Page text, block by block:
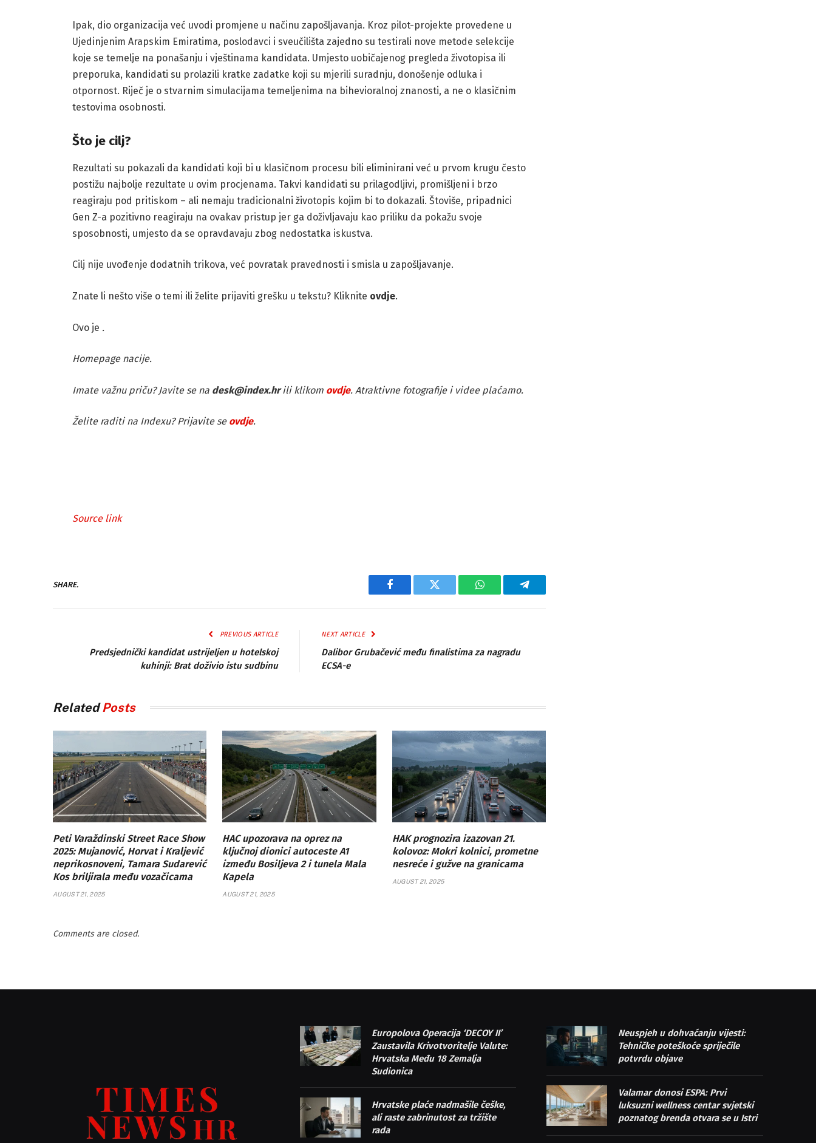
Ipak, dio organizacija već uvodi promjene u načinu zapošljavanja. Kroz pilot-projekte provedene u
Ujedinjenim Arapskim Emiratima, poslodavci i sveučilišta zajedno su testirali nove metode selekcije
koje se temelje na ponašanju i vještinama kandidata. Umjesto uobičajenog pregleda životopisa ili
preporuka, kandidati su prolazili kratke zadatke koji su mjerili suradnju, donošenje odluka i
otpornost. Riječ je o stvarnim simulacijama temeljenima na bihevioralnoj znanosti, a ne o klasičnim
testovima osobnosti.
Što je cilj?
Rezultati su pokazali da kandidati koji bi u klasičnom procesu bili eliminirani već u prvom krugu često
postižu najbolje rezultate u ovim procjenama. Takvi kandidati su prilagodljivi, promišljeni i brzo
reagiraju pod pritiskom – ali nemaju tradicionalni životopis kojim bi to dokazali. Štoviše, pripadnici
Gen Z-a pozitivno reagiraju na ovakav pristup jer ga doživljavaju kao priliku da pokažu svoje
sposobnosti, umjesto da se opravdavaju zbog nedostatka iskustva.
Cilj nije uvođenje dodatnih trikova, već povratak pravednosti i smisla u zapošljavanje.
Znate li nešto više o temi ili želite prijaviti grešku u tekstu? Kliknite ovdje.
Ovo je .
Homepage nacije.
Imate važnu priču? Javite se na desk@index.hrili klikom ovdje. Atraktivne fotografije i videe plaćamo.
Želite raditi na Indexu? Prijavite se ovdje.
Source link
SHARE.
Facebook Twitter WhatsAppTelegram
PREVIOUS ARTICLE
Predsjednički kandidat ustrijeljen u hotelskoj
kuhinji: Brat doživio istu sudbinu
NEXT ARTICLE
Dalibor Grubačević među finalistima za nagradu
ECSA-e
RelatedPosts
Peti Varaždinski Street Race Show
2025: Mujanović, Horvat i Kraljević
neprikosnoveni, Tamara Sudarević
Kos briljirala među vozačicama
AUGUST 21, 2025
HAC upozorava na oprez na
ključnoj dionici autoceste A1
između Bosiljeva 2 i tunela Mala
Kapela
AUGUST 21, 2025
HAK prognozira izazovan 21.
kolovoz: Mokri kolnici, prometne
nesreće i gužve na granicama
AUGUST 21, 2025
Comments are closed.
Europolova Operacija ‘DECOY II’
Zaustavila Krivotvoritelje Valute:
Hrvatska Među 18 Zemalja
Sudionica
Hrvatske plaće nadmašile češke,
ali raste zabrinutost za tržište
rada
Neuspjeh u dohvaćanju vijesti:
Tehničke poteškoće spriječile
potvrdu objave
Valamar donosi ESPA: Prvi
luksuzni wellness centar svjetski
poznatog brenda otvara se u Istri